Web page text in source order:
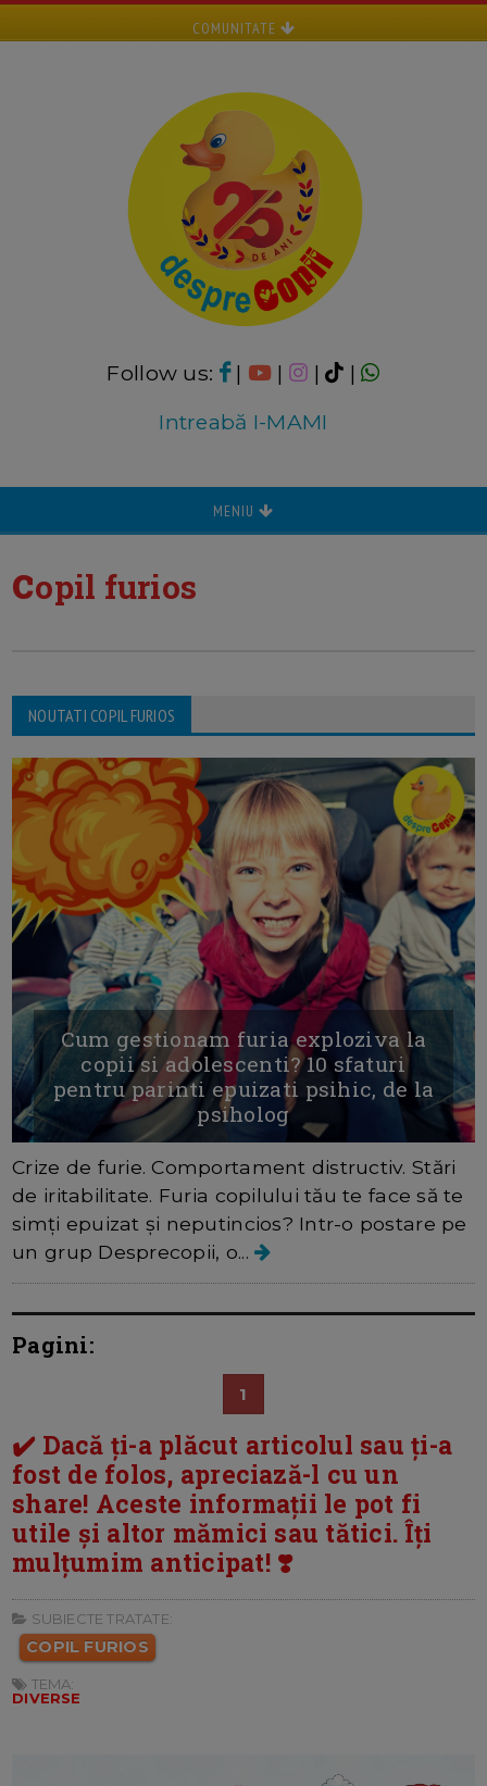
COMUNITATE
Follow us: | | |
|
Intreabă I-MAMI
MENIU
copil furios
NOUTATI COPIL FURIOS
Cum gestionam furia exploziva la
copii si adolescenti? 10 sfaturi
pentru parinti epuizati psihic, de la
psiholog
Crize de furie. Comportament distructiv. Stări
de iritabilitate. Furia copilului tău te face să te
simți epuizat și neputincios? Intr-o postare pe
un grup Desprecopii, o...
Pagini:
1
✔️ Dacă ți-a plăcut articolul sau ți-a
fost de folos, apreciază-l cu un
share! Aceste informații le pot fi
utile și altor mămici sau tătici. Îți
mulțumim anticipat! ❣️
SUBIECTE TRATATE:
COPIL FURIOS
TEMA:
DIVERSE